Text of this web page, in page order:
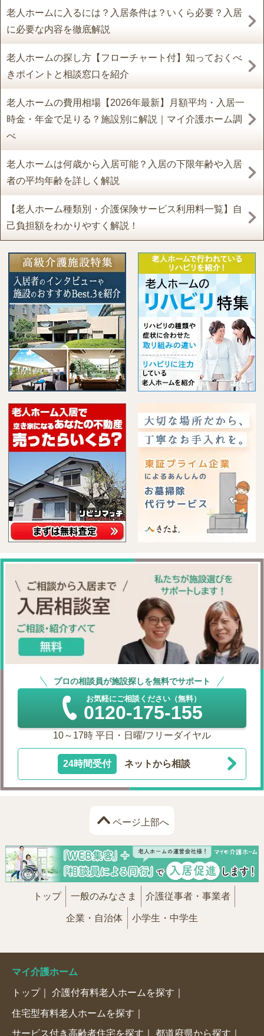
老人ホームに入るには？入居条件は？いくら必要？入居
に必要な内容を徹底解説
老人ホームの探し方【フローチャート付】知っておくべ
きポイントと相談窓口を紹介
老人ホームの費用相場【2026年最新】月額平均・入居一
時金・年金で足りる？施設別に解説｜マイ介護ホーム調
べ
老人ホームは何歳から入居可能？入居の下限年齢や入居
者の平均年齢を詳しく解説
【老人ホーム種類別・介護保険サービス利用料一覧】自
己負担額をわかりやすく解説！
プロの相談員が施設探しを無料でサポート
お気軽にご相談ください（無料）
0120-175-155
10～17時 平日・日曜/フリーダイヤル
24時間受付 ネットから相談
ページ上部へ
トップ 一般のみなさま 介護従事者・事業者
企業・自治体 小学生・中学生
マイ介護ホーム
トップ 介護付有料老人ホームを探す
住宅型有料老人ホームを探す
サービス付き高齢者住宅を探す 都道府県から探す